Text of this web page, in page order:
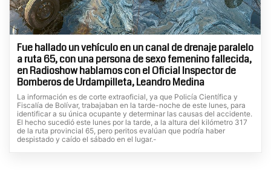
Fue hallado un vehículo en un canal de drenaje paralelo
a ruta 65, con una persona de sexo femenino fallecida,
en Radioshow hablamos con el Oficial Inspector de
Bomberos de Urdampilleta, Leandro Medina
La información es de corte extraoficial, ya que Policía Científica y
Fiscalía de Bolívar, trabajaban en la tarde-noche de este lunes, para
identificar a su única ocupante y determinar las causas del accidente.
El hecho sucedió este lunes por la tarde, a la altura del kilómetro 317
de la ruta provincial 65, pero peritos evalúan que podría haber
despistado y caído el sábado en el lugar.-